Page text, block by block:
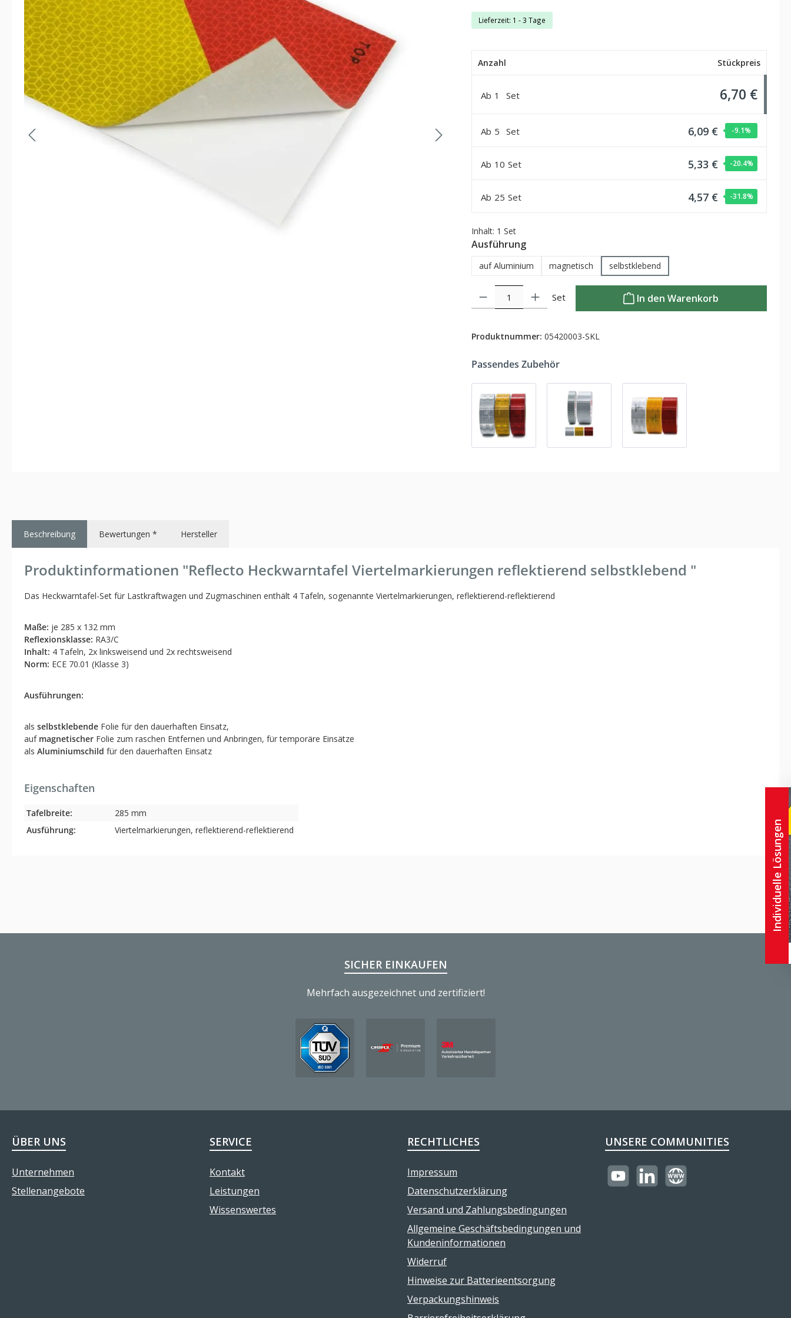
Lieferzeit: 1 - 3 Tage
Anzahl Stückpreis
Ab 1 Set 6,70 €
Ab 5 Set 6,09 € -9.1%
Ab 10 Set 5,33 € -20.4%
Ab 25 Set 4,57 € -31.8%
Inhalt: 1 Set
Ausführungauswählen
auf Aluminium magnetisch selbstklebend
Set In den Warenkorb
Produktnummer: 05420003-SKL
Passendes Zubehör
Beschreibung Bewertungen * Hersteller
Produktinformationen "Reflecto Heckwarntafel Viertelmarkierungen reflektierend selbstklebend "
Das Heckwarntafel-Set für Lastkraftwagen und Zugmaschinen enthält 4 Tafeln, sogenannte Viertelmarkierungen, reflektierend-reflektierend
Maße: je 285 x 132 mm
Reflexionsklasse: RA3/C
Inhalt: 4 Tafeln, 2x linksweisend und 2x rechtsweisend
Norm: ECE 70.01 (Klasse 3)
Ausführungen:
als selbstklebende Folie für den dauerhaften Einsatz,
auf magnetischer Folie zum raschen Entfernen und Anbringen, für temporäre Einsätze
als Aluminiumschild für den dauerhaften Einsatz
Eigenschaften
Tafelbreite:
285 mm
Ausführung:
Viertelmarkierungen, reflektierend-reflektierend
SICHER EINKAUFEN
Mehrfach ausgezeichnet und zertifiziert!
ÜBER UNS
Unternehmen
Stellenangebote
SERVICE
Kontakt
Leistungen
Wissenswertes
RECHTLICHES
Impressum
Datenschutzerklärung
Versand und Zahlungsbedingungen
Allgemeine Geschäftsbedingungen und
Kundeninformationen
Widerruf
Hinweise zur Batterieentsorgung
Verpackungshinweis
UNSERE COMMUNITIES
https://youtube.com/
LinkedInWebsite
Individuelle Lösungen